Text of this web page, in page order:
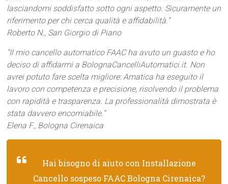
lasciandomi soddisfatto sotto ogni aspetto. Sicuramente un
riferimento per chi cerca qualità e affidabilità.”
Roberto N., San Giorgio di Piano
“Il mio cancello automatico FAAC ha avuto un guasto e ho
deciso di affidarmi a BolognaCancelliAutomatici.it. Non
avrei potuto fare scelta migliore: Amatica ha eseguito il
lavoro con competenza e precisione, risolvendo il problema
con rapidità e trasparenza. La professionalità dimostrata è
stata davvero encomiabile.”
Elena F., Bologna Cirenaica
Hai bisogno di aiuto con Installazione
Cancello sospeso FAAC Bologna Cirenaica?